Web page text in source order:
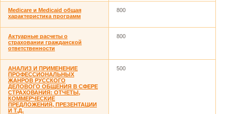
Medicare и Medicaid общая
характеристика программ
800
Актуарные расчеты о
страховании гражданской
ответственности
800
АНАЛИЗ И ПРИМЕНЕНИЕ
ПРОФЕССИОНАЛЬНЫХ
ЖАНРОВ РУССКОГО
ДЕЛОВОГО ОБЩЕНИЯ В СФЕРЕ
СТРАХОВАНИЯ: ОТЧЕТЫ,
КОММЕРЧЕСКИЕ
ПРЕДЛОЖЕНИЯ, ПРЕЗЕНТАЦИИ
И Т.Д.
500